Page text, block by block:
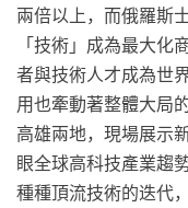
兩倍以上，而俄羅斯
「技術」成為最大
者與技術人才成為世
用也牽動著整體大局
高雄兩地，現場展示
眼全球高科技產業趨
種種頂流技術的迭代